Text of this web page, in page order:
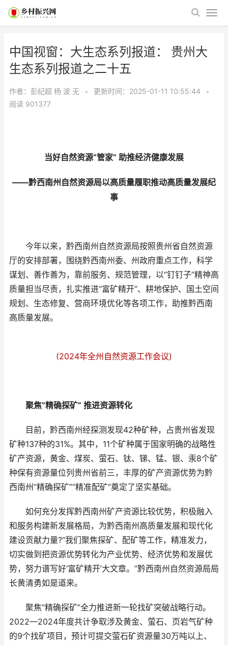
中国视窗：大生态系列报道： 贵州大
生态系列报道之二十五
作者：彭纪超 杨 波 无 • 更新时间：2025-01-11 10:55:44
•
阅读 901377
当好自然资源“管家” 助推经济健康发展
——黔西南州自然资源局以高质量履职推动高质量发展纪
事
今年以来，黔西南州自然资源局按照贵州省自然资源
厅的安排部署，围绕黔西南州委、州政府重点工作，科学
谋划、善作善为，靠前服务、规范管理，以“钉钉子”精神高
质量担当尽责，扎实推进“富矿精开”、耕地保护、国土空间
规划、生态修复、营商环境优化等各项工作，助推黔西南
高质量发展。
(2024年全州自然资源工作会议)
聚焦“精确探矿” 推进资源转化
目前，黔西南州经探测发现42种矿种，占贵州省发现
矿种137种的31%。其中，11个矿种属于国家明确的战略性
矿产资源，黄金、煤炭、萤石、钛、锑、锰、银、汞8个矿
种保有资源量位列贵州省前三，丰厚的矿产资源优势为黔
西南州“精确探矿”“精准配矿”奠定了坚实基础。
如何充分发挥黔西南州矿产资源比较优势，积极融入
和服务构建新发展格局，为黔西南州高质量发展和现代化
建设贡献力量?“我们聚焦探矿、配矿等工作，精准发力，
切实做到把资源优势转化为产业优势、经济优势和发展优
势，努力谱写好‘富矿精开’大文章。”黔西南州自然资源局局
长黄清勇如是道来。
聚焦“精确探矿”全力推进新一轮找矿突破战略行动。
2022—2024年度共计争取涉及黄金、萤石、页岩气矿种
的9个找矿项目，预计可提交萤石矿资源量30万吨以上、